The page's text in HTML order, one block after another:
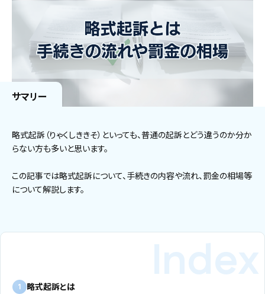
サマリー
略式起訴（りゃくしききそ）といっても、普通の起訴とどう違うのか分か
らない方も多いと思います。
この記事では略式起訴について、手続きの内容や流れ、罰金の相場等
について解説します。
1 略式起訴とは